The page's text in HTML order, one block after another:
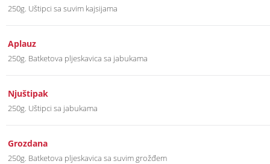
250g. Uštipci sa suvim kajsijama
Aplauz
250g. Batketova pljeskavica sa jabukama
Njuštipak
250g. Uštipci sa jabukama
Grozdana
250g. Batketova pljeskavica sa suvim grožđem